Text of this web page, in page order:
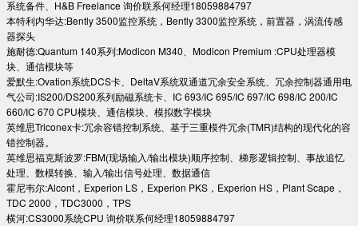
系统备件、H&B Freelance 询价联系何经理18059884797
本特利内华达:Bently 3500监控系统，Bently 3300监控系统，前置器，涡流传感
器探头
施耐德:Quantum 140系列:Modicon M340、Modicon Premium :CPU处理器模
块、通信模块等
爱默生:Ovation系统DCS卡、DeltaV系统双通道冗余安全系统、冗余控制器通用电
气公司:IS200/DS200系列励磁系统卡、IC 693/IC 695/IC 697/IC 698/IC 200/IC
660/IC 670 CPU模块、通信模块、模拟数字模块
英维思Triconex卡:冗余容错控制系统、基于三重模件冗余(TMR)结构的现代化的容
错控制器。
英维思福克斯波罗:FBM(现场输入/输出模块)顺序控制、梯形逻辑控制、事故追忆
处理、数模转换、输入/输出信号处理、数据通信
霍尼韦尔:Alcont，Experion LS，Experion PKS，Experion HS，Plant Scape，
TDC 2000，TDC3000，TPS
横河:CS3000系统CPU 询价联系何经理18059884797